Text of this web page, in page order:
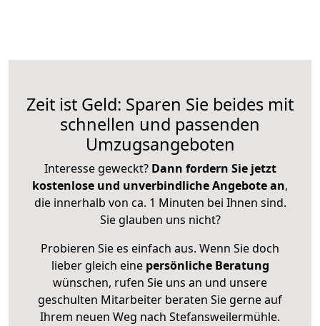
Zeit ist Geld: Sparen Sie beides mit
schnellen und passenden
Umzugsangeboten
Interesse geweckt? Dann fordern Sie jetzt
kostenlose und unverbindliche Angebote an,
die innerhalb von ca. 1 Minuten bei Ihnen sind.
Sie glauben uns nicht?
Probieren Sie es einfach aus. Wenn Sie doch
lieber gleich eine persönliche Beratung
wünschen, rufen Sie uns an und unsere
geschulten Mitarbeiter beraten Sie gerne auf
Ihrem neuen Weg nach Stefansweilermühle.